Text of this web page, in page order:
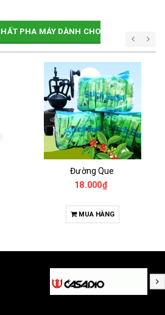
PHA MÁY DÀNH CHO
Đường Que
18.000₫
MUA HÀNG